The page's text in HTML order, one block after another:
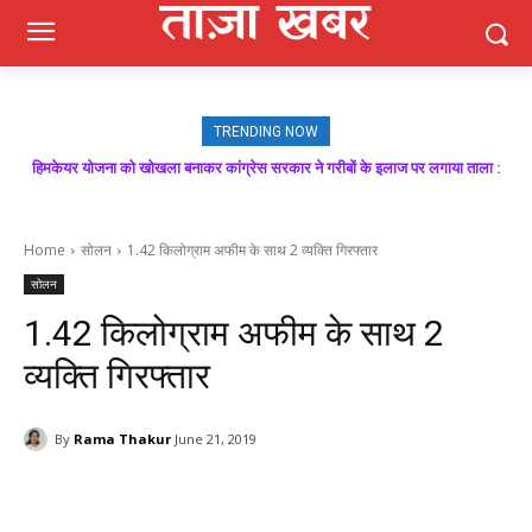
TRENDING NOW
हिमकेयर योजना को खोखला बनाकर कांग्रेस सरकार ने गरीबों के इलाज पर लगाया ताला :
Home सोलन 1.42 किलोग्राम अफीम के साथ 2 व्यक्ति गिरफ्तार
सोलन
1.42 किलोग्राम अफीम के साथ 2
व्यक्ति गिरफ्तार
By Rama Thakur June 21, 2019